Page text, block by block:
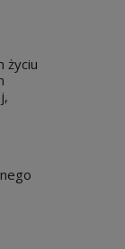
życiu